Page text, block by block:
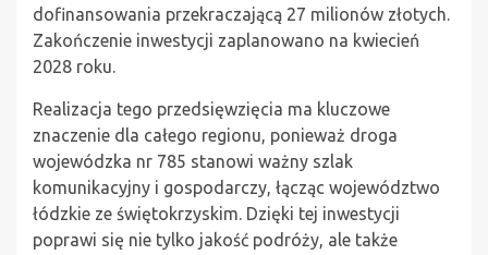
dofinansowania przekraczającą 27 milionów złotych.
Zakończenie inwestycji zaplanowano na kwiecień
2028 roku.
Realizacja tego przedsięwzięcia ma kluczowe
znaczenie dla całego regionu, ponieważ droga
wojewódzka nr 785 stanowi ważny szlak
komunikacyjny i gospodarczy, łącząc województwo
łódzkie ze świętokrzyskim. Dzięki tej inwestycji
poprawi się nie tylko jakość podróży, ale także